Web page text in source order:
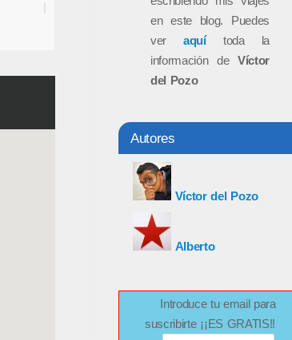
en este blog. Puedes
veraquítoda la
información de Víctor
del Pozo
Autores
Víctor del Pozo
Alberto
Introduce tu email para
suscribirte ¡¡ES GRATIS!!